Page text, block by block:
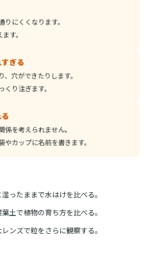
りにくくなります。
す。
ぎる
、穴ができたりします。
くり注ぎます。
係を考えられません。
やカップに名前を書きます。
ったままで水はけを比べる。
土で植物の育ち方を比べる。
ンズで粒をさらに観察する。